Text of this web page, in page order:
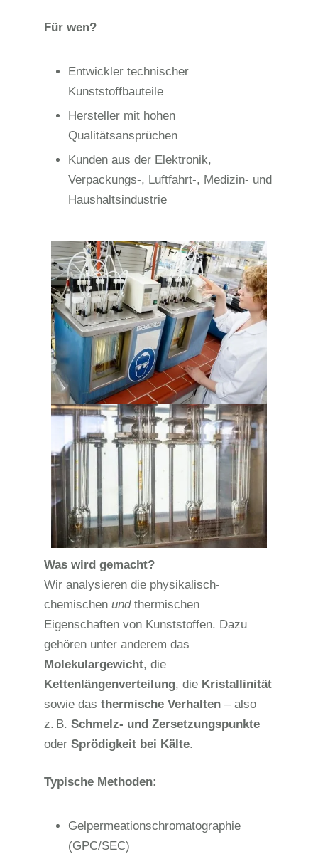
Für wen?
Entwickler technischer
Kunststoffbauteile
Hersteller mit hohen
Qualitätsansprüchen
Kunden aus der Elektronik,
Verpackungs-, Luftfahrt-, Medizin- und
Haushaltsindustrie
Was wird gemacht?
Wir analysieren die physikalisch-
chemischen undthermischen
Eigenschaften von Kunststoffen. Dazu
gehören unter anderem das
Molekulargewicht, die
Kettenlängenverteilung, die Kristallinität
sowie das thermische Verhalten – also
z. B. Schmelz- und Zersetzungspunkte
oder Sprödigkeit bei Kälte.
Typische Methoden:
Gelpermeationschromatographie
(GPC/SEC)